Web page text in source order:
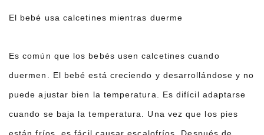
El bebé usa calcetines mientras duerme
Es común que los bebés usen calcetines cuando
duermen. El bebé está creciendo y desarrollándose y no
puede ajustar bien la temperatura. Es difícil adaptarse
cuando se baja la temperatura. Una vez que los pies